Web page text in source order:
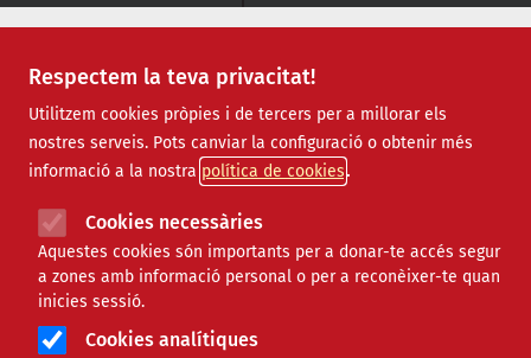
Respectem la teva privacitat!
Utilitzem cookies pròpies i de tercers per a millorar els
nostres serveis. Pots canviar la configuració o obtenir més
informació a la nostra política de cookies
Cookies necessàries
Aquestes cookies són importants per a donar-te accés segur
a zones amb informació personal o per a reconèixer-te quan
inicies sessió.
Cookies analítiques
Recursos
Tots | Econòmic | Jurídic | Projectes | Tecnològic |
Formació | Finançament | Biblioteca |
Ofertes de feina
Webinars